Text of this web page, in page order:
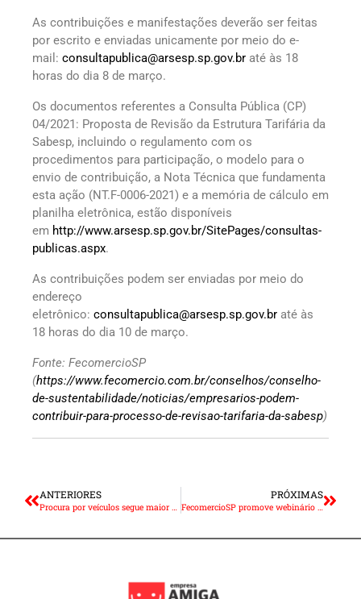
As contribuições e manifestações deverão ser feitas
por escrito e enviadas unicamente por meio do e-
mail: consultapublica@arsesp.sp.gov.br até às 18
horas do dia 8 de março.
Os documentos referentes a Consulta Pública (CP)
04/2021: Proposta de Revisão da Estrutura Tarifária da
Sabesp, incluindo o regulamento com os
procedimentos para participação, o modelo para o
envio de contribuição, a Nota Técnica que fundamenta
esta ação (NT.F-0006-2021) e a memória de cálculo em
planilha eletrônica, estão disponíveis
em http://www.arsesp.sp.gov.br/SitePages/consultas-
publicas.aspx.
As contribuições podem ser enviadas por meio do
endereço
eletrônico: consultapublica@arsesp.sp.gov.br até às
18 horas do dia 10 de março.
Fonte: FecomercioSP
(https://www.fecomercio.com.br/conselhos/conselho-
de-sustentabilidade/noticias/empresarios-podem-
contribuir-para-processo-de-revisao-tarifaria-da-sabesp)
ANTERIORES
Procura por veículos segue maior que oferta, aponta OLX
PRÓXIMAS
FecomercioSP promove webinário contra o aumento do ICMS